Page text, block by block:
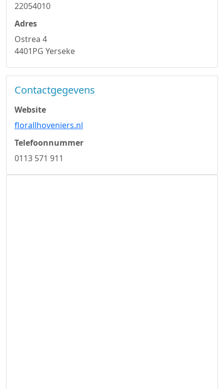
22054010
Adres
Ostrea 4
4401PG Yerseke
Contactgegevens
Website
florallhoveniers.nl
Telefoonnummer
0113 571 911